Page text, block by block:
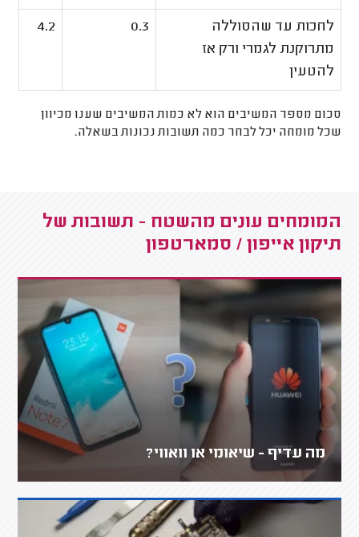
לחכות עד שהסוללה
מתרוקנת לגמרי ורק אז
להטעין
0.3
4.2
סכום מספר המשיבים הוא לא כמות המשיבים שענו מכיוון
שכל מומחה יכל לבחר כמה תשובות נכונות בשאלה.
המומחים עונים מהשטח - תשובות של
תיקון אייפון / סמארטפון
מה עדיף - שיאומי או וואווי?